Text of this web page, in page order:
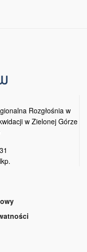
Rozgłośnia w
w Zielonej Górze